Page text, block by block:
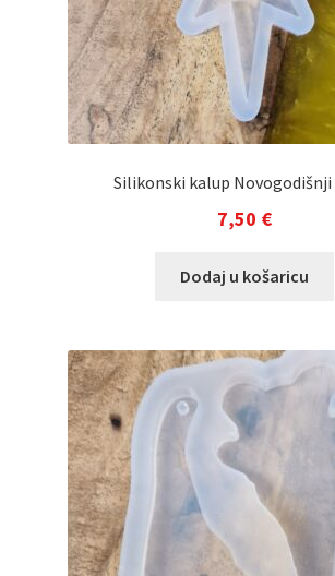
Silikonski kalup Novogodišnji
7,50 €
Dodaj u košaricu